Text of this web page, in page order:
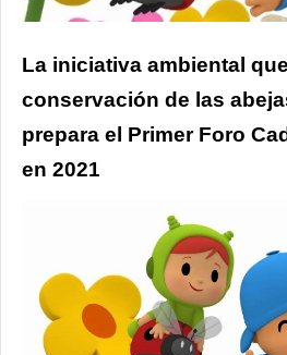
La iniciativa ambiental
conservación de las
prepara el Primer Foro
en 2021